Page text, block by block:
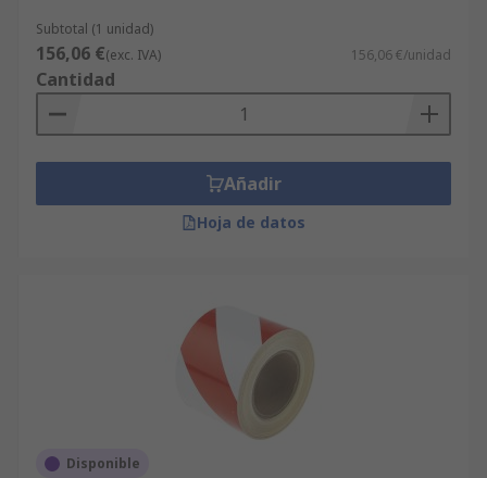
Subtotal (1 unidad)
156,06 €(exc. IVA) 156,06 €/unidad
Cantidad
Añadir
Hoja de datos
Disponible